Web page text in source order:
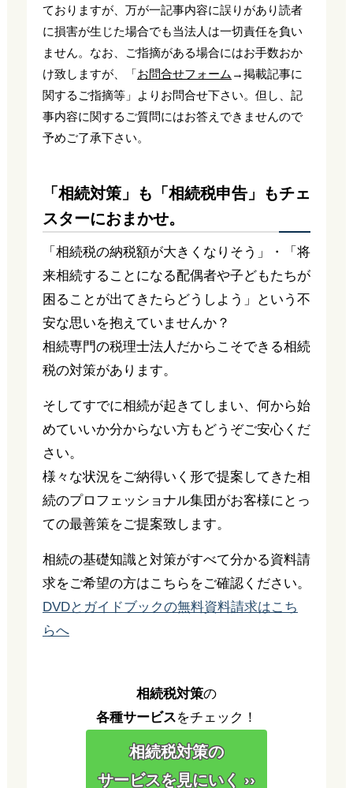
ておりますが、万が一記事内容に誤りがあり読者
に損害が生じた場合でも当法人は一切責任を負い
ません。なお、ご指摘がある場合にはお手数おか
け致しますが、「 お問合せフォーム →掲載記事に
関するご指摘等」よりお問合せ下さい。但し、記
事内容に関するご質問にはお答えできませんので
予めご了承下さい。
「相続対策」も「相続税申告」もチェ
スターにおまかせ。
「相続税の納税額が大きくなりそう」・「将
来相続することになる配偶者や子どもたちが
困ることが出てきたらどうしよう」という不
安な思いを抱えていませんか？
相続専門の税理士法人だからこそできる相続
税の対策があります。
そしてすでに相続が起きてしまい、何から始
めていいか分からない方もどうぞご安心くだ
さい。
様々な状況をご納得いく形で提案してきた相
続のプロフェッショナル集団がお客様にとっ
ての最善策をご提案致します。
相続の基礎知識と対策がすべて分かる資料請
求をご希望の方はこちらをご確認ください。
DVDとガイドブックの無料資料請求はこち
らへ
相続税対策の
各種サービスをチェック！
相続税対策の
サービスを見にいく ››